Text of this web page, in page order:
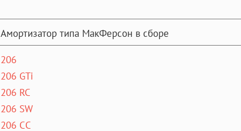
Амортизатор типа МакФерсон в сборе
206
206 GTi
206 RC
206 SW
206 CC